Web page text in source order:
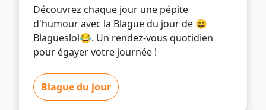
Découvrez chaque jour une pépite
d'humour avec la Blague du jour de 😄
Blagueslol😂. Un rendez-vous quotidien
pour égayer votre journée !
Blague du jour